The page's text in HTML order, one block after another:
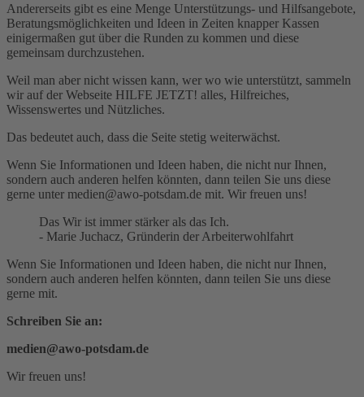
Andererseits gibt es eine Menge Unterstützungs- und Hilfsangebote,
Beratungsmöglichkeiten und Ideen in Zeiten knapper Kassen
einigermaßen gut über die Runden zu kommen und diese
gemeinsam durchzustehen.
Weil man aber nicht wissen kann, wer wo wie unterstützt, sammeln
wir auf der Webseite HILFE JETZT! alles, Hilfreiches,
Wissenswertes und Nützliches.
Das bedeutet auch, dass die Seite stetig weiterwächst.
Wenn Sie Informationen und Ideen haben, die nicht nur Ihnen,
sondern auch anderen helfen könnten, dann teilen Sie uns diese
gerne unter medien@awo-potsdam.de mit. Wir freuen uns!
Das Wir ist immer stärker als das Ich.
- Marie Juchacz, Gründerin der Arbeiterwohlfahrt
Wenn Sie Informationen und Ideen haben, die nicht nur Ihnen,
sondern auch anderen helfen könnten, dann teilen Sie uns diese
gerne mit.
Schreiben Sie an:
medien@awo-potsdam.de
Wir freuen uns!